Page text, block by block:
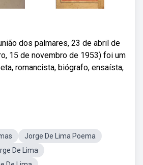
dos palmares, 23 de abril de
15 de novembro de 1953) foi um
romancista, biógrafo, ensaísta,
Jorge De Lima Poema
De Lima